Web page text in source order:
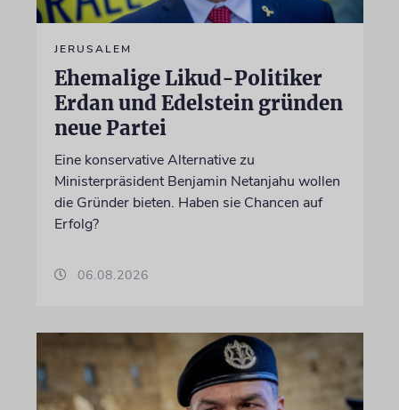
JERUSALEM
Ehemalige Likud-Politiker
Erdan und Edelstein gründen
neue Partei
Eine konservative Alternative zu
Ministerpräsident Benjamin Netanjahu wollen
die Gründer bieten. Haben sie Chancen auf
Erfolg?
06.08.2026